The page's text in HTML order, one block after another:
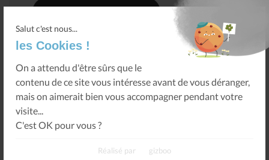
Salut c'est nous...
les Cookies !
On a attendu d'être sûrs que le
contenu de ce site vous intéresse avant de vous déranger,
mais on aimerait bien vous accompagner pendant votre
visite...
C'est OK pour vous ?
Réalisé par gizboo